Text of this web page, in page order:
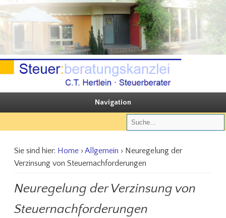
Steuerberatungskanzlei C.T. Hertlein
Sie steuern, wir beraten
Navigation
Sie sind hier: Home› Allgemein › Neuregelung der
Verzinsung von Steuernachforderungen
Neuregelung der Verzinsung von
Steuernachforderungen